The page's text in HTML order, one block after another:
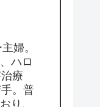
婦。
ハロ
療
。普
り、